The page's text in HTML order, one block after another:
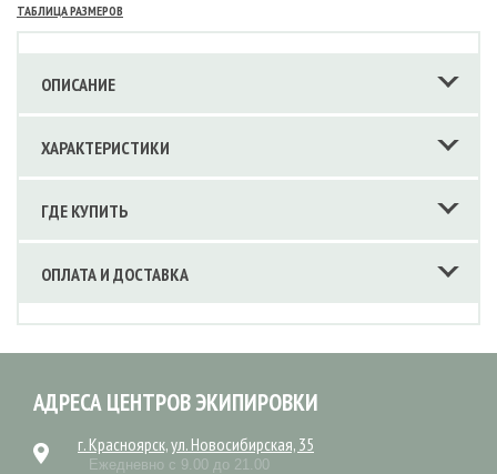
ТАБЛИЦА РАЗМЕРОВ
ОПИСАНИЕ
ХАРАКТЕРИСТИКИ
ГДЕ КУПИТЬ
ОПЛАТА И ДОСТАВКА
АДРЕСА ЦЕНТРОВ ЭКИПИРОВКИ
г. Красноярск, ул. Новосибирская, 35
Ежедневно с 9.00 до 21.00